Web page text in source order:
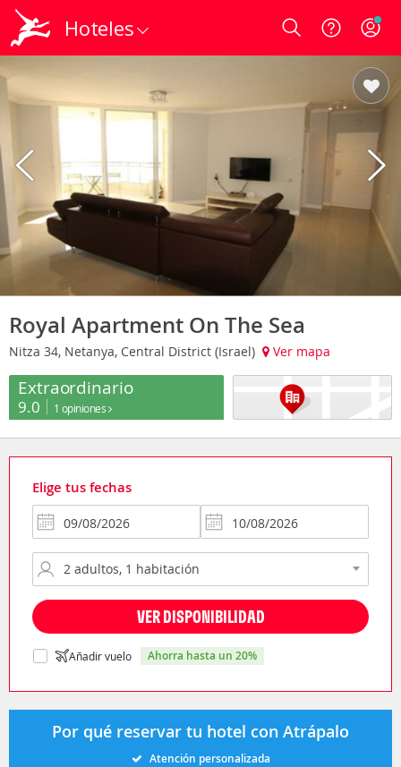
Hoteles Login
Royal Apartment On The Sea
Nitza 34, Netanya, Central District (Israel) Ver mapa
Extraordinario
9.0 1 opiniones
Elige tus fechas
VER DISPONIBILIDAD
Añadir vuelo ahorra hasta un 20%
Por qué reservar tu hotel con Atrápalo
Atención personalizada